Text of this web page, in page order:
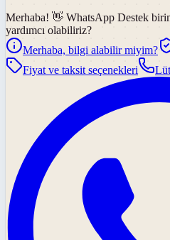
Merhaba! 👋 WhatsApp Destek
yardımcı olabiliriz?
Merhaba, bilgi alabilir miyim?
Fiyat ve taksit seçenekleri